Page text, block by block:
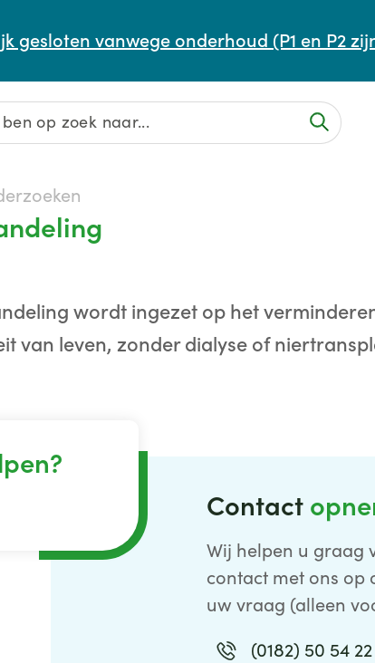
gesloten vanwege onderhoud (P1 en P2
wordt ingezet op het
van leven, zonder dialyse of
Contact
Wij helpen u graag
contact met ons op
uw vraag (alleen
(0182) 50 54 22